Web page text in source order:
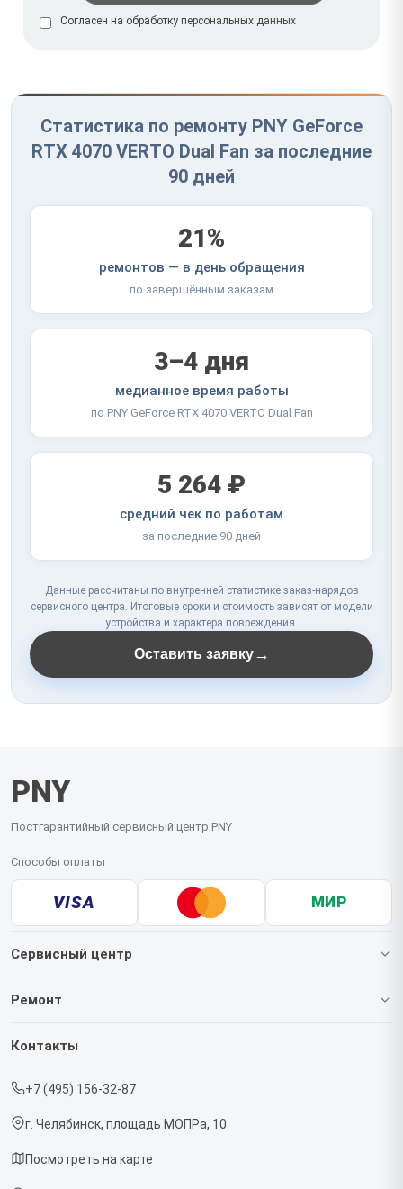
Согласен на обработку персональных данных
Статистика по ремонту PNY GeForce
RTX 4070 VERTO Dual Fan за последние
90 дней
21%
ремонтов — в день обращения
по завершённым заказам
3–4 дня
медианное время работы
по PNY GeForce RTX 4070 VERTO Dual Fan
5 264 ₽
средний чек по работам
за последние 90 дней
Данные рассчитаны по внутренней статистике заказ-нарядов
сервисного центра. Итоговые сроки и стоимость зависят от модели
устройства и характера повреждения.
Оставить заявку→
PNY
Постгарантийный сервисный центр PNY
Способы оплаты
VISA МИР
Сервисный центр
О нашем сервисе
Срочный ремонт
Доставка и способы оплаты
Диагностика
Ремонт
Видеокарт
Контакты
+7 (495) 156-32-87
г. Челябинск, площадь МОПРа, 10
Посмотреть на карте